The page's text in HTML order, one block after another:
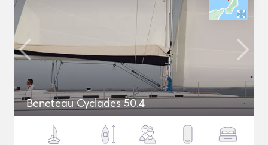
Beneteau Cyclades 50.4